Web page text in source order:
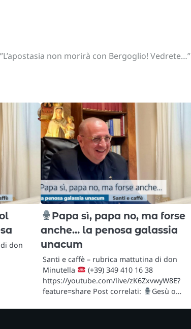
”L’apostasia non morirà con Bergoglio! Vedrete…”
don
Papa sì, papa no, ma forse
anche… la penosa galassia
unacum
Santi e caffè – rubrica mattutina di don
Minutella
(+39) 349 410 16 38
https://youtube.com/live/zK6ZxvwyW8E?
feature=share Post correlati:
Gesù o…